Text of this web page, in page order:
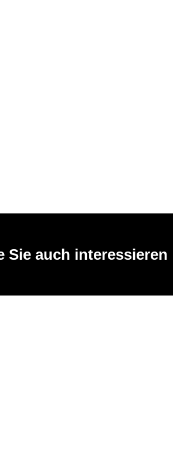
Sie auch interessieren